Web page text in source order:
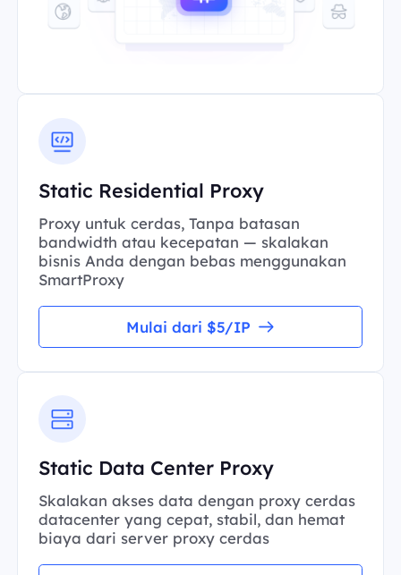
Static Residential Proxy
Proxy untuk cerdas, Tanpa batasan
bandwidth atau kecepatan — skalakan
bisnis Anda dengan bebas menggunakan
SmartProxy
Mulai dari $5/IP
Static Data Center Proxy
Skalakan akses data dengan proxy cerdas
datacenter yang cepat, stabil, dan hemat
biaya dari server proxy cerdas